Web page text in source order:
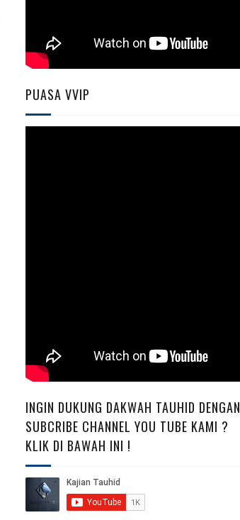
PUASA VVIP
INGIN DUKUNG DAKWAH TAUHID DENGAN
SUBCRIBE CHANNEL YOU TUBE KAMI ?
KLIK DI BAWAH INI !